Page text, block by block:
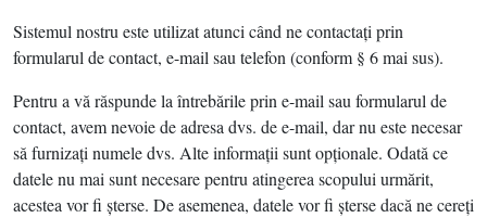
Sistemul nostru este utilizat atunci când ne contactaţi prin
formularul de contact, e-mail sau telefon (conform § 6 mai sus).
Pentru a vă răspunde la întrebările prin e-mail sau formularul de
contact, avem nevoie de adresa dvs. de e-mail, dar nu este necesar
să furnizaţi numele dvs. Alte informaţii sunt opţionale. Odată ce
datele nu mai sunt necesare pentru atingerea scopului urmărit,
acestea vor fi şterse. De asemenea, datele vor fi şterse dacă ne cereţi